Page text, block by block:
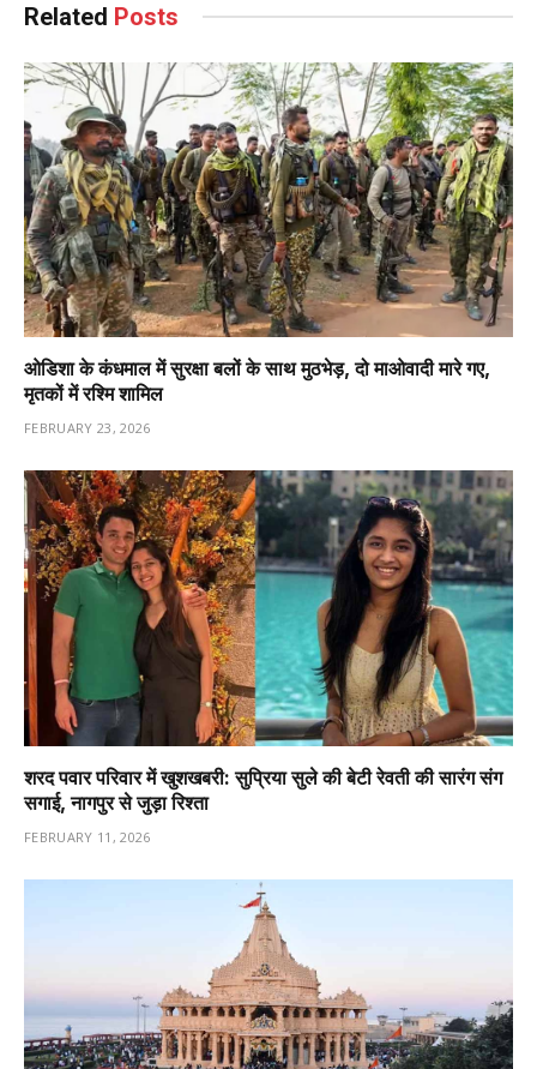
Related Posts
ओडिशा के कंधमाल में सुरक्षा बलों के साथ मुठभेड़, दो माओवादी मारे गए,
मृतकों में रश्मि शामिल
FEBRUARY 23, 2026
शरद पवार परिवार में खुशखबरी: सुप्रिया सुले की बेटी रेवती की सारंग संग
सगाई, नागपुर से जुड़ा रिश्ता
FEBRUARY 11, 2026